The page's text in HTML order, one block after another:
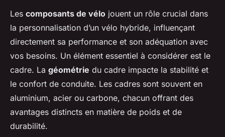
Les composants de vélo jouent un rôle crucial dans
la personnalisation d’un vélo hybride, influençant
directement sa performance et son adéquation avec
vos besoins. Un élément essentiel à considérer est le
cadre. La géométrie du cadre impacte la stabilité et
le confort de conduite. Les cadres sont souvent en
aluminium, acier ou carbone, chacun offrant des
avantages distincts en matière de poids et de
durabilité.